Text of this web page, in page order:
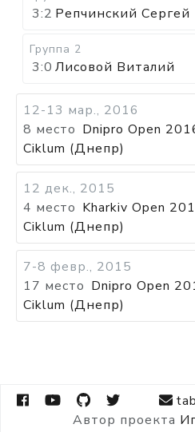
3:2 Репчинский Сергей
Группа 2
3:0 Лисовой Виталий
12-13 мар., 2016
8 место Dnipro Open
Ciklum (Днепр)
12 дек., 2015
4 место Kharkiv Open
Ciklum (Днепр)
7-8 февр., 2015
17 место Dnipro Open
Ciklum (Днепр)
Автор проекта